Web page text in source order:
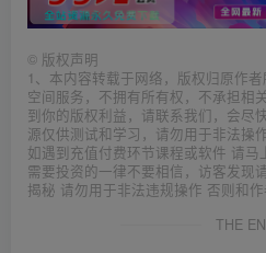
© 版权声明
1、本内容转载于网络，版权归原作
空间服务，不拥有所有权，不承担相
到你的版权利益，请联系我们，会尽
源仅供测试和学习，请勿用于非法操
如遇到充值付费环节课程或软件 请
需要投资的一律不要相信，访客发现
揭秘 请勿用于非法违规操作 否则和
THE